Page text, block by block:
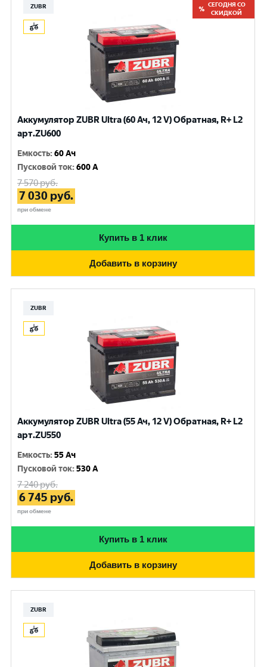
ZUBR
СЕГОДНЯ СО
СКИДКОЙ
Аккумулятор ZUBR Ultra (60 Ач, 12 V) Обратная, R+ L2
арт.ZU600
Емкость:60 Ач
Пусковой ток:600 A
7 570руб.
7 030 руб.
при обмене
Купить в 1 клик
Добавить в корзину
ZUBR
Аккумулятор ZUBR Ultra (55 Ач, 12 V) Обратная, R+ L2
арт.ZU550
Емкость:55 Ач
Пусковой ток:530 A
7 240руб.
6 745 руб.
при обмене
Купить в 1 клик
Добавить в корзину
ZUBR